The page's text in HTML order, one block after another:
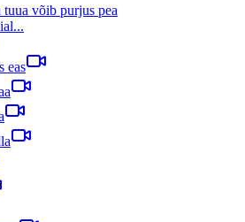
tuua võib purjus pea
eas